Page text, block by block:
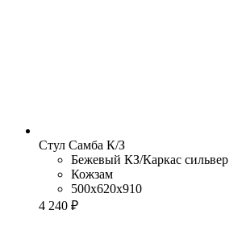
Стул Самба К/З
Бежевый КЗ/Каркас сильвер
Кожзам
500x620x910
4 240 ₽